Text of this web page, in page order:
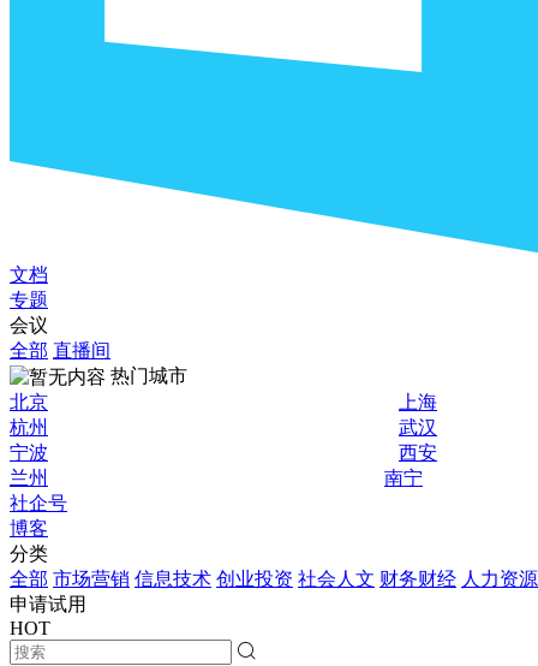
文档
专题
会议
全部 直播间
热门城市
北京
上海
杭州
武汉
宁波
西安
兰州
南宁
社企号
博客
分类
全部 市场营销 信息技术 创业投资 社会人文 财务财经 人力资源
申请试用
HOT